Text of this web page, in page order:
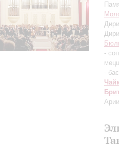
-
- бас